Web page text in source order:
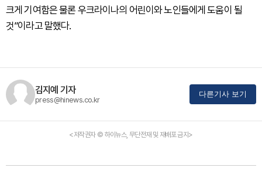
크게 기여함은 물론 우크라이나의 어린이와 노인들에게 도움이 될
것”이라고 말했다.
김지예 기자
press@hinews.co.kr
다른기사 보기
<저작권자 © 하이뉴스, 무단전재 및 재배포 금지>